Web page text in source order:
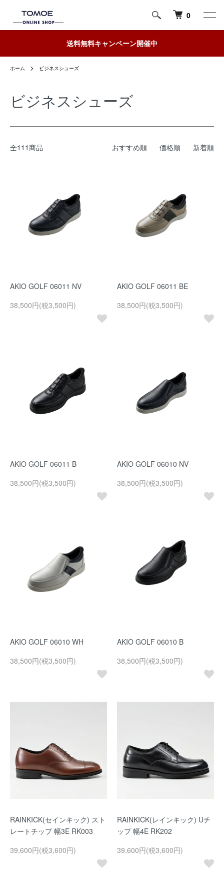
0
送料無料キャンペーン開催中
ホーム ビジネスシューズ
ビジネスシューズ
全111商品 おすすめ順 価格順 新着順
AKIO GOLF 06011 NV
38,500円(税3,500円)
AKIO GOLF 06011 BE
38,500円(税3,500円)
AKIO GOLF 06011 B
38,500円(税3,500円)
AKIO GOLF 06010 NV
38,500円(税3,500円)
AKIO GOLF 06010 WH
38,500円(税3,500円)
AKIO GOLF 06010 B
38,500円(税3,500円)
RAINKICK(セインキック) スト
レートチップ 幅3E RK003
39,600円(税3,600円)
RAINKICK(レインキック) Uチ
ップ 幅4E RK202
39,600円(税3,600円)